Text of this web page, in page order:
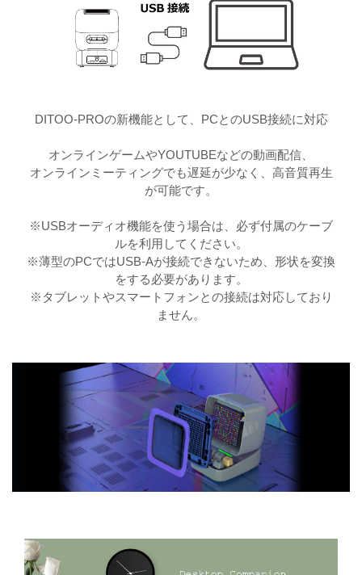
DITOO-PROの新機能として、PCとのUSB接続に対応
オンラインゲームやYOUTUBEなどの動画配信、
オンラインミーティングでも遅延が少なく、高音質再生
が可能です。
※USBオーディオ機能を使う場合は、必ず付属のケーブ
ルを利用してください。
※薄型のPCではUSB-Aが接続できないため、形状を変換
をする必要があります。
※タブレットやスマートフォンとの接続は対応しており
ません。